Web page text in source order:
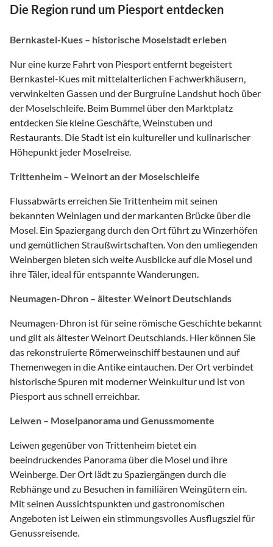
Die Region rund um Piesport entdecken
Bernkastel-Kues – historische Moselstadt erleben
Nur eine kurze Fahrt von Piesport entfernt begeistert
Bernkastel-Kues mit mittelalterlichen Fachwerkhäusern,
verwinkelten Gassen und der Burgruine Landshut hoch über
der Moselschleife. Beim Bummel über den Marktplatz
entdecken Sie kleine Geschäfte, Weinstuben und
Restaurants. Die Stadt ist ein kultureller und kulinarischer
Höhepunkt jeder Moselreise.
Trittenheim – Weinort an der Moselschleife
Flussabwärts erreichen Sie Trittenheim mit seinen
bekannten Weinlagen und der markanten Brücke über die
Mosel. Ein Spaziergang durch den Ort führt zu Winzerhöfen
und gemütlichen Straußwirtschaften. Von den umliegenden
Weinbergen bieten sich weite Ausblicke auf die Mosel und
ihre Täler, ideal für entspannte Wanderungen.
Neumagen-Dhron – ältester Weinort Deutschlands
Neumagen-Dhron ist für seine römische Geschichte bekannt
und gilt als ältester Weinort Deutschlands. Hier können Sie
das rekonstruierte Römerweinschiff bestaunen und auf
Themenwegen in die Antike eintauchen. Der Ort verbindet
historische Spuren mit moderner Weinkultur und ist von
Piesport aus schnell erreichbar.
Leiwen – Moselpanorama und Genussmomente
Leiwen gegenüber von Trittenheim bietet ein
beeindruckendes Panorama über die Mosel und ihre
Weinberge. Der Ort lädt zu Spaziergängen durch die
Rebhänge und zu Besuchen in familiären Weingütern ein.
Mit seinen Aussichtspunkten und gastronomischen
Angeboten ist Leiwen ein stimmungsvolles Ausflugsziel für
Genussreisende.